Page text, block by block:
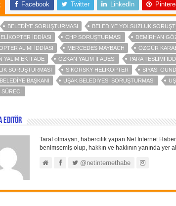
Facebook Twitter LinkedIn
BELEDIYE SORUŞTURMASI BELEDIYE YOLSUZLUK
IDDIASI
CHP SORUŞTURMASI DEMIRHAN
ALIMI IDDIASI
MERCEDES MAYBACH ÖZGÜR
YALIM EK IFADE
ÖZKAN YALIM IFADESI PARA TESLIMI
SORUŞTURMASI
SIKORSKY HELIKOPTER SIYASI
BAŞKANI
UŞAK BELEDIYESI SORUŞTURMASI
Editör
Taraf olmayan, habercilik yapan Net İnternet
benimsemiş olup, hakkın ve haklının yanında yer
@netinternethabe